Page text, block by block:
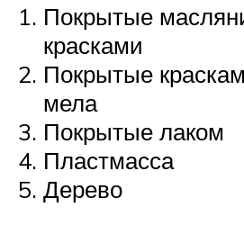
Покрытые
красками
Покрытые
мела
Покрытые лаком
Пластмасса
Дерево